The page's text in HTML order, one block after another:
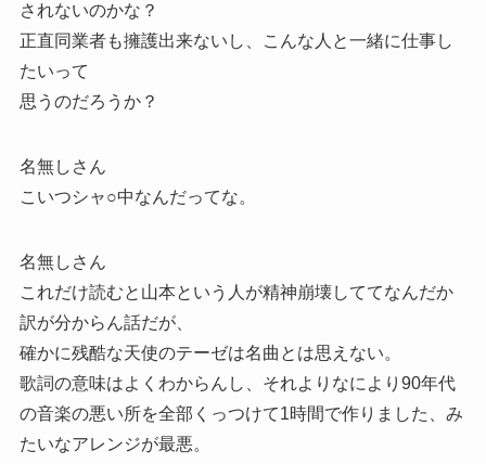
されないのかな？
正直同業者も擁護出来ないし、こんな人と一緒に仕事し
たいって
思うのだろうか？
名無しさん
こいつシャ○中なんだってな。
名無しさん
これだけ読むと山本という人が精神崩壊しててなんだか
訳が分からん話だが、
確かに残酷な天使のテーゼは名曲とは思えない。
歌詞の意味はよくわからんし、それよりなにより90年代
の音楽の悪い所を全部くっつけて1時間で作りました、み
たいなアレンジが最悪。